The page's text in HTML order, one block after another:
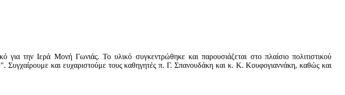
την Ιερά Μονή Γωνιάς. Το υλικό συγκεντρώθηκε και παρουσιάζεται στο πλαίσιο πολιτιστικού
και ευχαριστούμε τους καθηγητές π. Γ. Σπανουδάκη και κ. Κ. Κουφογιαννάκη, καθώς και